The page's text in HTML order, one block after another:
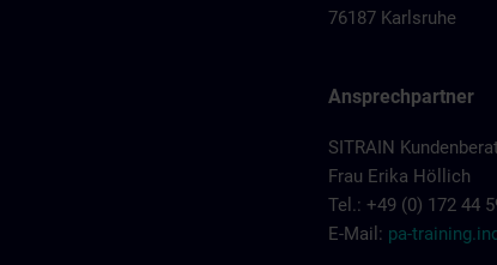
76187 Karlsruhe
Ansprechpartner
SITRAIN
Frau Erika Höllich
Tel.: +49 (0) 172 44
E-Mail: pa-